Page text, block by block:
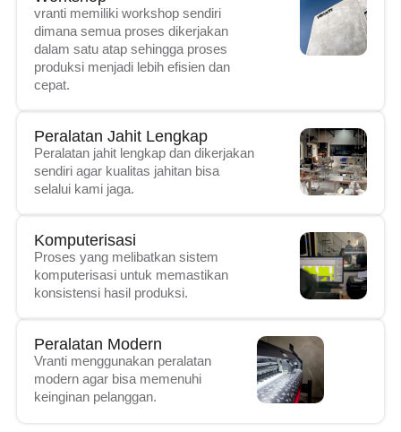
vranti memiliki workshop sendiri
dimana semua proses dikerjakan
dalam satu atap sehingga proses
produksi menjadi lebih efisien dan
cepat.
Peralatan Jahit Lengkap
Peralatan jahit lengkap dan dikerjakan
sendiri agar kualitas jahitan bisa
selalui kami jaga.
Komputerisasi
Proses yang melibatkan sistem
komputerisasi untuk memastikan
konsistensi hasil produksi.
Peralatan Modern
Vranti menggunakan peralatan
modern agar bisa memenuhi
keinginan pelanggan.